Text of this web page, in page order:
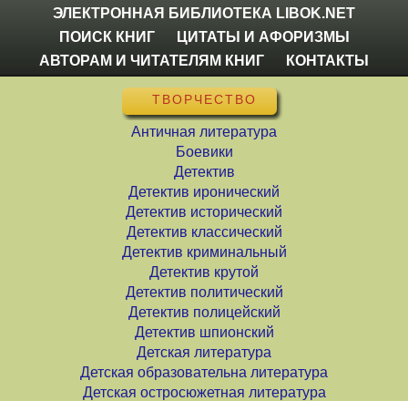
ЭЛЕКТРОННАЯ БИБЛИОТЕКА LIBOK.NET
ПОИСК КНИГ
ЦИТАТЫ И АФОРИЗМЫ
АВТОРАМ И ЧИТАТЕЛЯМ КНИГ
КОНТАКТЫ
ТВОРЧЕСТВО
Античная литература
Боевики
Детектив
Детектив иронический
Детектив исторический
Детектив классический
Детектив криминальный
Детектив крутой
Детектив политический
Детектив полицейский
Детектив шпионский
Детская литература
Детская образовательна литература
Детская остросюжетная литература